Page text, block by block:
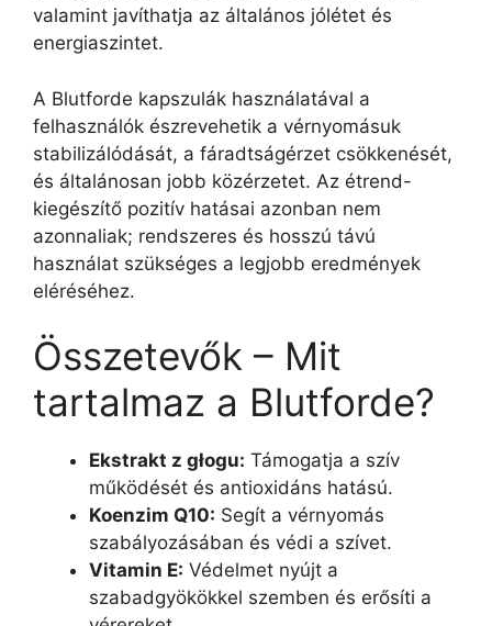
valamint javíthatja az általános jólétet és
energiaszintet.
A Blutforde kapszulák használatával a
felhasználók észrevehetik a vérnyomásuk
stabilizálódását, a fáradtságérzet csökkenését,
és általánosan jobb közérzetet. Az étrend-
kiegészítő pozitív hatásai azonban nem
azonnaliak; rendszeres és hosszú távú
használat szükséges a legjobb eredmények
eléréséhez.
Összetevők – Mit
tartalmaz a Blutforde?
Ekstrakt z głogu: Támogatja a szív
működését és antioxidáns hatású.
Koenzim Q10: Segít a vérnyomás
szabályozásában és védi a szívet.
Vitamin E: Védelmet nyújt a
szabadgyökökkel szemben és erősíti a